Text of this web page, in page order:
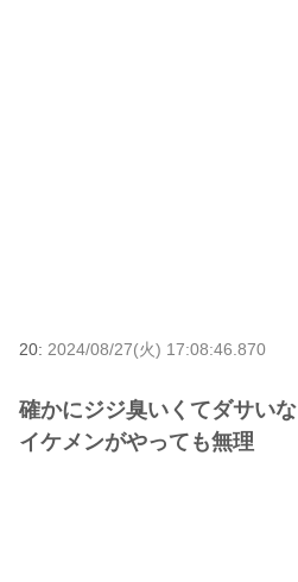
20: 2024/08/27(火) 17:08:46.870
確かにジジ臭いくてダサいな
イケメンがやっても無理